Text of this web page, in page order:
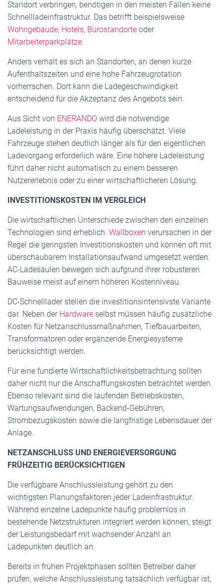
Standort verbringen, benötigen in den meisten Fällen keine
Schnellladeinfrastruktur. Das betrifft beispielsweise
Wohngebäude, Hotels, Bürostandorte oder
Mitarbeiterparkplätze.
Anders verhält es sich an Standorten, an denen kurze
Aufenthaltszeiten und eine hohe Fahrzeugrotation
vorherrschen. Dort kann die Ladegeschwindigkeit
entscheidend für die Akzeptanz des Angebots sein.
Aus Sicht von ENERANDO wird die notwendige
Ladeleistung in der Praxis häufig überschätzt. Viele
Fahrzeuge stehen deutlich länger als für den eigentlichen
Ladevorgang erforderlich wäre. Eine höhere Ladeleistung
führt daher nicht automatisch zu einem besseren
Nutzererlebnis oder zu einer wirtschaftlicheren Lösung.
INVESTITIONSKOSTEN IM VERGLEICH
Die wirtschaftlichen Unterschiede zwischen den einzelnen
Technologien sind erheblich. Wallboxen verursachen in der
Regel die geringsten Investitionskosten und können oft mit
überschaubarem Installationsaufwand umgesetzt werden.
AC-Ladesäulen bewegen sich aufgrund ihrer robusteren
Bauweise meist auf einem höheren Kostenniveau.
DC-Schnelllader stellen die investitionsintensivste Variante
dar. Neben der Hardware selbst müssen häufig zusätzliche
Kosten für Netzanschlussmaßnahmen, Tiefbauarbeiten,
Transformatoren oder ergänzende Energiesysteme
berücksichtigt werden.
Für eine fundierte Wirtschaftlichkeitsbetrachtung sollten
daher nicht nur die Anschaffungskosten betrachtet werden.
Ebenso relevant sind die laufenden Betriebskosten,
Wartungsaufwendungen, Backend-Gebühren,
Strombezugskosten sowie die langfristige Lebensdauer der
Anlage.
NETZANSCHLUSS UND ENERGIEVERSORGUNG
FRÜHZEITIG BERÜCKSICHTIGEN
Die verfügbare Anschlussleistung gehört zu den
wichtigsten Planungsfaktoren jeder Ladeinfrastruktur.
Während einzelne Ladepunkte häufig problemlos in
bestehende Netzstrukturen integriert werden können, steigt
der Leistungsbedarf mit wachsender Anzahl an
Ladepunkten deutlich an.
Bereits in frühen Projektphasen sollten Betreiber daher
prüfen, welche Anschlussleistung tatsächlich verfügbar ist,